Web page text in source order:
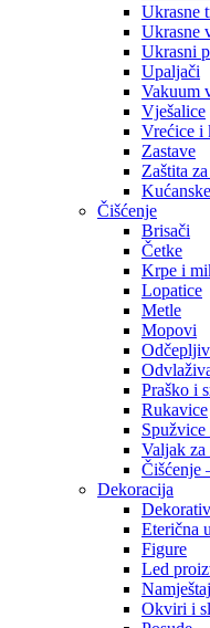
Ukrasne
Ukrasne
Ukrasni
Upaljači
Vakuum
Vješalice
Vrećice i
Zastave
Zaštita
Čišćenje
Brisači
Četke
Krpe i
Lopatice
Metle
Mopovi
Praško i
Rukavice
Spužvice
Valjak za
Čišćenje
Dekoracija
Eterična
Figure
Led
Namještaj
Okviri i